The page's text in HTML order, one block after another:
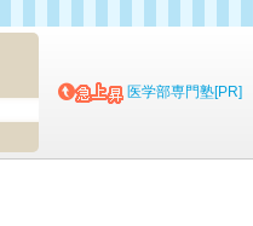
医学部専門塾[PR]